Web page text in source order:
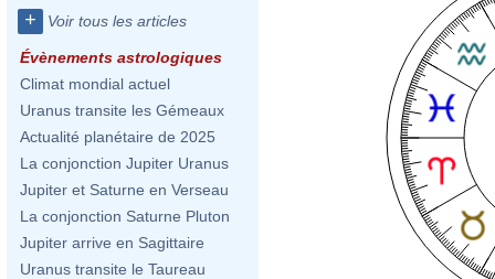
+ Voir tous les articles
Évènements astrologiques
Climat mondial actuel
Uranus transite les Gémeaux
Actualité planétaire de 2025
La conjonction Jupiter Uranus
Jupiter et Saturne en Verseau
La conjonction Saturne Pluton
Jupiter arrive en Sagittaire
Uranus transite le Taureau